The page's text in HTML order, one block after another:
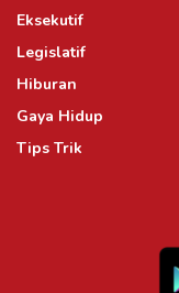
Eksekutif
Legislatif
Hiburan
Gaya Hidup
Tips Trik